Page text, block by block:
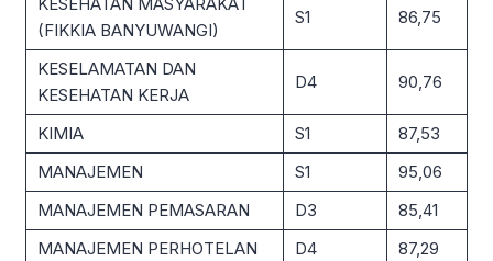
(FIKKIA BANYUWANGI)
S1 86,75
KESELAMATAN DAN
KESEHATAN KERJA
D4 90,76
KIMIA S1
87,53
MANAJEMEN
S1
95,06
MANAJEMEN PEMASARAN
D3
85,41
MANAJEMEN PERHOTELAN
D4
87,29